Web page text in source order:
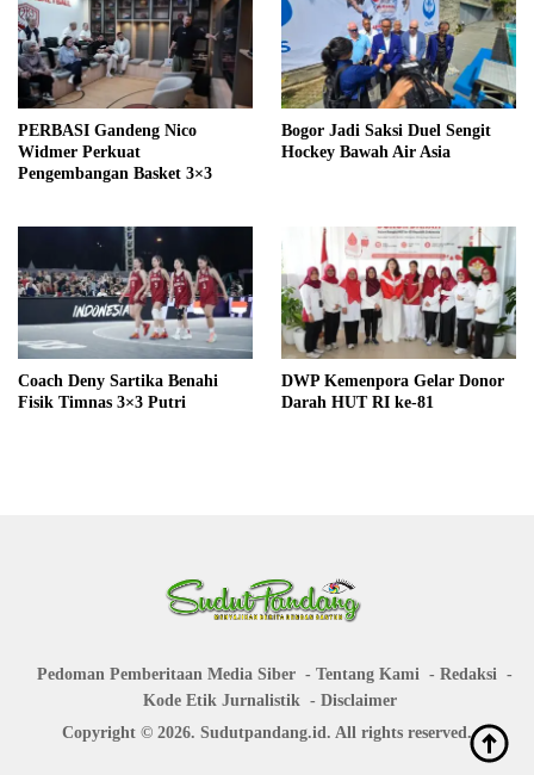
PERBASI Gandeng Nico
Widmer Perkuat
Pengembangan Basket 3×3
Bogor Jadi Saksi Duel Sengit
Hockey Bawah Air Asia
Coach Deny Sartika Benahi
Fisik Timnas 3×3 Putri
DWP Kemenpora Gelar Donor
Darah HUT RI ke-81
Pedoman Pemberitaan Media Siber Tentang Kami
Redaksi
Kode Etik Jurnalistik
Disclaimer
Copyright © 2026. Sudutpandang.id. All rights reserved.